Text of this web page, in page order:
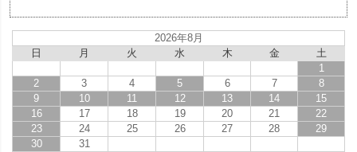
2026年8月
日
月 火 水 木 金
土
1
2
3 4 5 6 7
8
9
10 11 12 13 14
15
16
17 18 19 20 21
22
23
24 25 26 27 28
29
30
31